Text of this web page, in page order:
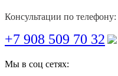
Консультации по телефону:
+7 908 509 70 32
Мы в соц сетях: